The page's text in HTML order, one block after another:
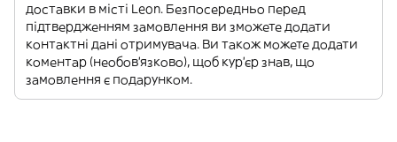
доставки в місті Leon. Безпосередньо перед
підтвердженням замовлення ви зможете додати
контактні дані отримувача. Ви також можете додати
коментар (необов'язково), щоб кур'єр знав, що
замовлення є подарунком.